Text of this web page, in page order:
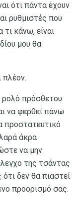
ότι πάντα έχουν
ρυθμιστές που
τι κάνω, είναι
μου θα
πλέον.
ρολό πρόσθετου
να φερθεί πάνω
προστατευτικό
άκρα
να μην
της τσάντας
δεν θα πιαστεί
προορισμό σας.